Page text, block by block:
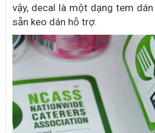
vậy, decal là một dạng tem
sẵn keo dán hỗ trợ.